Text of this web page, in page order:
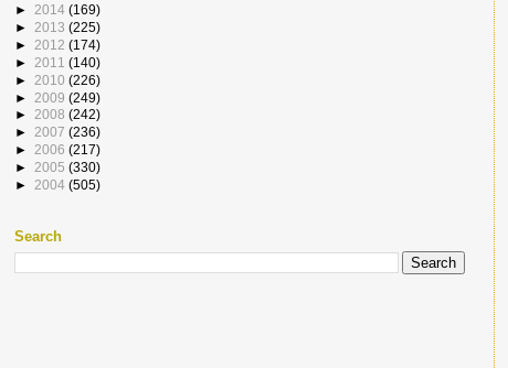
► 2014 (169)
► 2013 (225)
► 2012 (174)
► 2011 (140)
► 2010 (226)
► 2009 (249)
► 2008 (242)
► 2007 (236)
► 2006 (217)
► 2005 (330)
► 2004 (505)
Search